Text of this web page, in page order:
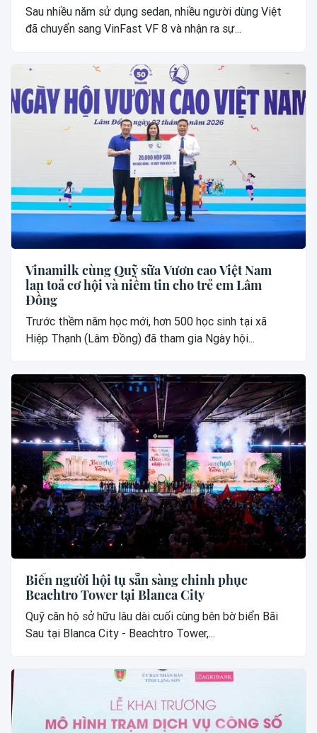
Sau nhiều năm sử dụng sedan, nhiều người dùng Việt
đã chuyển sang VinFast VF 8 và nhận ra sự...
Vinamilk cùng Quỹ sữa Vươn cao Việt Nam
lan toả cơ hội và niềm tin cho trẻ em Lâm
Đồng
Trước thềm năm học mới, hơn 500 học sinh tại xã
Hiệp Thạnh (Lâm Đồng) đã tham gia Ngày hội...
Biển người hội tụ sẵn sàng chinh phục
Beachtro Tower tại Blanca City
Quỹ căn hộ sở hữu lâu dài cuối cùng bên bờ biển Bãi
Sau tại Blanca City - Beachtro Tower,...